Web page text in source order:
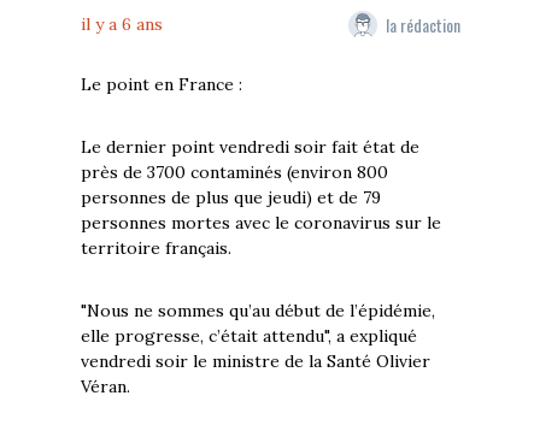
il y a 6 ans la rédaction
Le point en France :
Le dernier point vendredi soir fait état de
près de 3700 contaminés (environ 800
personnes de plus que jeudi) et de 79
personnes mortes avec le coronavirus sur le
territoire français.
"Nous ne sommes qu’au début de l’épidémie,
elle progresse, c’était attendu", a expliqué
vendredi soir le ministre de la Santé Olivier
Véran.